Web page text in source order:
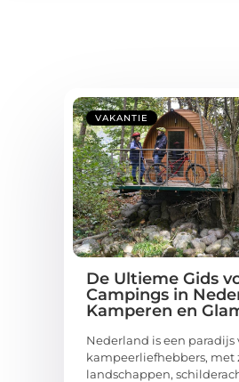
VAKANTIE
De Ultieme Gids
Campings in
Kamperen en
Nederland is een paradijs
kampeerliefhebbers,
landschappen,